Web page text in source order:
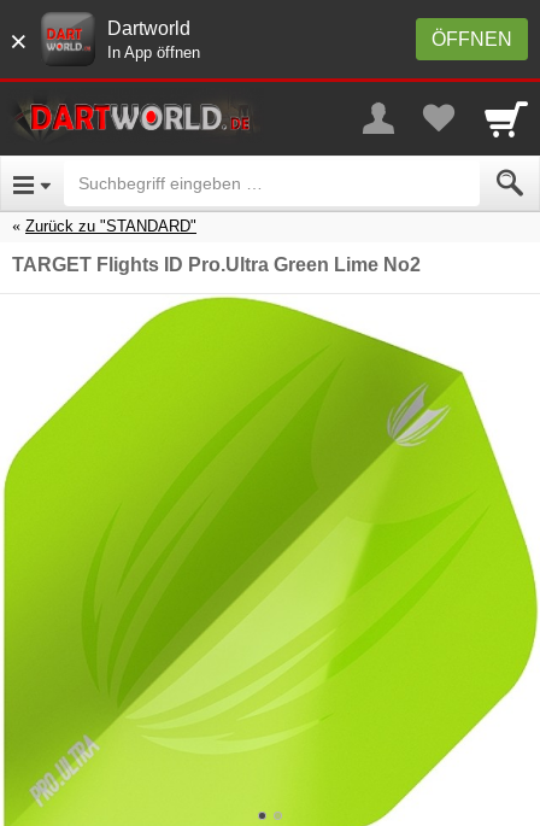
× ÖFFNEN
Dartworld
In App öffnen
Zurück zu "STANDARD"
TARGET Flights ID Pro.Ultra Green Lime No2